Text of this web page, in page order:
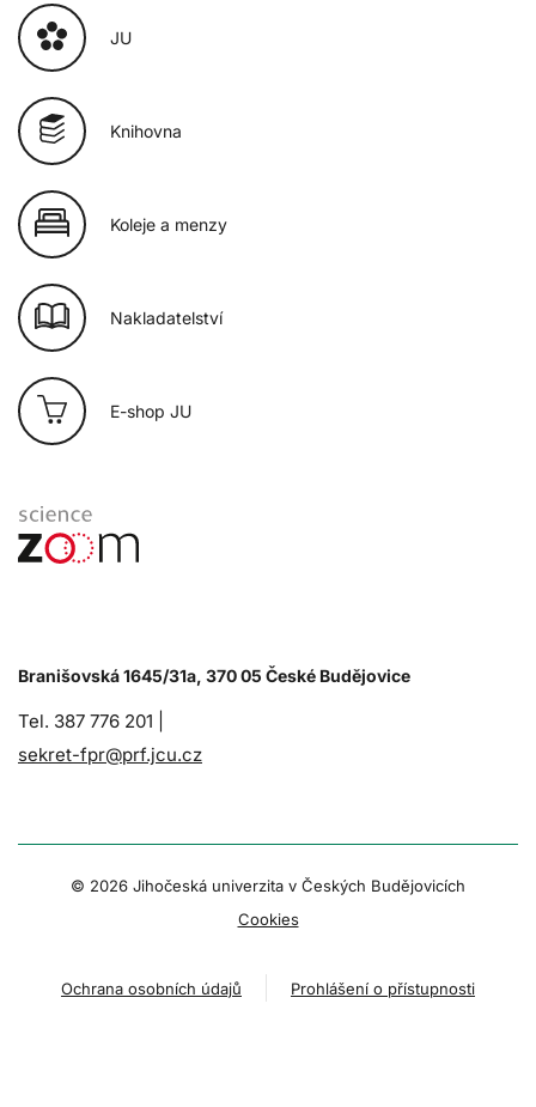
JU
Knihovna
Koleje a menzy
Nakladatelství
E-shop JU
Branišovská 1645/31a, 370 05 České Budějovice
Tel. 387 776 201 |
sekret-fpr@prf.jcu.cz
© 2026 Jihočeská univerzita v Českých Budějovicích
Cookies
Ochrana osobních údajů Prohlášení o přístupnosti